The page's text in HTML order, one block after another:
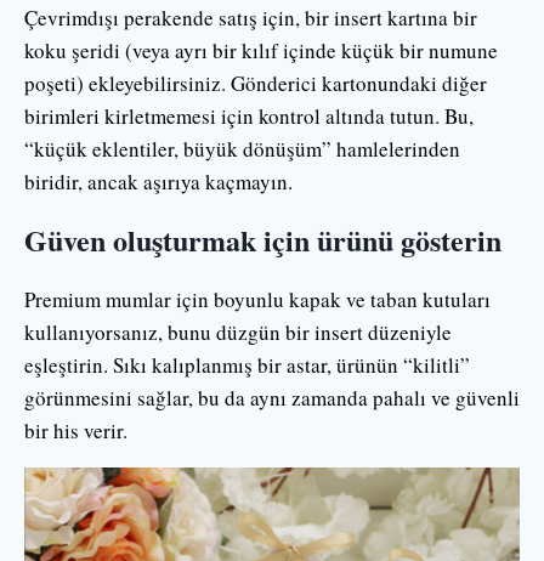
Çevrimdışı perakende satış için, bir insert kartına bir
koku şeridi (veya ayrı bir kılıf içinde küçük bir numune
poşeti) ekleyebilirsiniz. Gönderici kartonundaki diğer
birimleri kirletmemesi için kontrol altında tutun. Bu,
“küçük eklentiler, büyük dönüşüm” hamlelerinden
biridir, ancak aşırıya kaçmayın.
Güven oluşturmak için ürünü gösterin
Premium mumlar için boyunlu kapak ve taban kutuları
kullanıyorsanız, bunu düzgün bir insert düzeniyle
eşleştirin. Sıkı kalıplanmış bir astar, ürünün “kilitli”
görünmesini sağlar, bu da aynı zamanda pahalı ve güvenli
bir his verir.